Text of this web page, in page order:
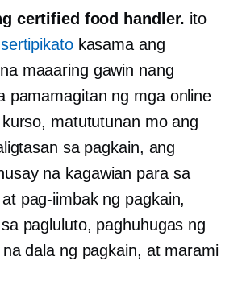
certified food handler. ito
kasama ang
maaaring gawin nang
pamamagitan ng mga online
matututunan mo ang
sa pagkain, ang
na kagawian para sa
pag-iimbak ng pagkain,
pagluluto, paghuhugas ng
dala ng pagkain, at marami